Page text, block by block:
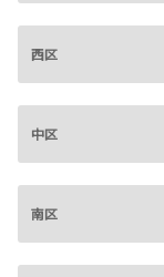
西区
中区
南区